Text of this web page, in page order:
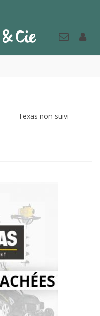
Texas non suivi